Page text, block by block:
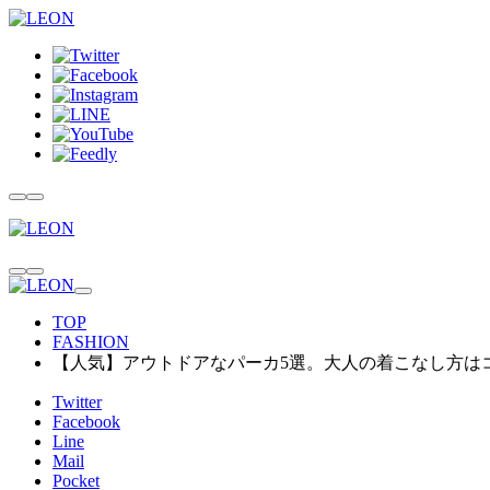
TOP
FASHION
【人気】アウトドアなパーカ5選。大人の着こなし方は
Twitter
Facebook
Line
Mail
Pocket